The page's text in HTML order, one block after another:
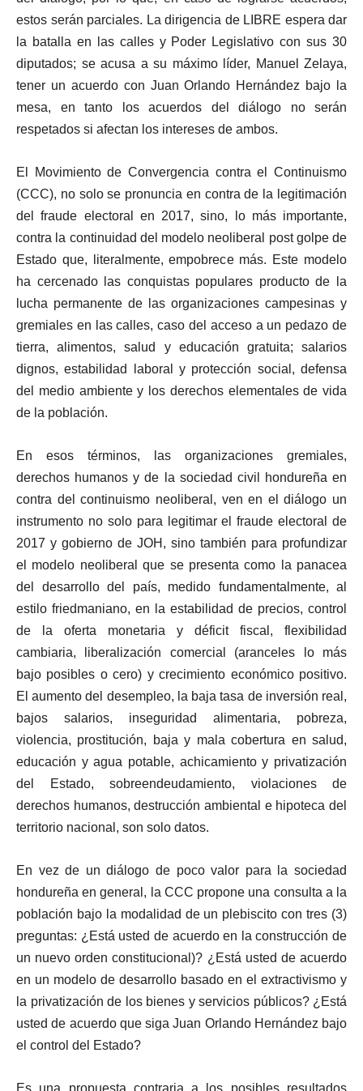
estos serán parciales. La dirigencia de LIBRE espera dar
la batalla en las calles y Poder Legislativo con sus 30
diputados; se acusa a su máximo líder, Manuel Zelaya,
tener un acuerdo con Juan Orlando Hernández bajo la
mesa, en tanto los acuerdos del diálogo no serán
respetados si afectan los intereses de ambos.
El Movimiento de Convergencia contra el Continuismo
(CCC), no solo se pronuncia en contra de la legitimación
del fraude electoral en 2017, sino, lo más importante,
contra la continuidad del modelo neoliberal post golpe de
Estado que, literalmente, empobrece más. Este modelo
ha cercenado las conquistas populares producto de la
lucha permanente de las organizaciones campesinas y
gremiales en las calles, caso del acceso a un pedazo de
tierra, alimentos, salud y educación gratuita; salarios
dignos, estabilidad laboral y protección social, defensa
del medio ambiente y los derechos elementales de vida
de la población.
En esos términos, las organizaciones gremiales,
derechos humanos y de la sociedad civil hondureña en
contra del continuismo neoliberal, ven en el diálogo un
instrumento no solo para legitimar el fraude electoral de
2017 y gobierno de JOH, sino también para profundizar
el modelo neoliberal que se presenta como la panacea
del desarrollo del país, medido fundamentalmente, al
estilo friedmaniano, en la estabilidad de precios, control
de la oferta monetaria y déficit fiscal, flexibilidad
cambiaria, liberalización comercial (aranceles lo más
bajo posibles o cero) y crecimiento económico positivo.
El aumento del desempleo, la baja tasa de inversión real,
bajos salarios, inseguridad alimentaria, pobreza,
violencia, prostitución, baja y mala cobertura en salud,
educación y agua potable, achicamiento y privatización
del Estado, sobreendeudamiento, violaciones de
derechos humanos, destrucción ambiental e hipoteca del
territorio nacional, son solo datos.
En vez de un diálogo de poco valor para la sociedad
hondureña en general, la CCC propone una consulta a la
población bajo la modalidad de un plebiscito con tres (3)
preguntas: ¿Está usted de acuerdo en la construcción de
un nuevo orden constitucional)? ¿Está usted de acuerdo
en un modelo de desarrollo basado en el extractivismo y
la privatización de los bienes y servicios públicos? ¿Está
usted de acuerdo que siga Juan Orlando Hernández bajo
el control del Estado?